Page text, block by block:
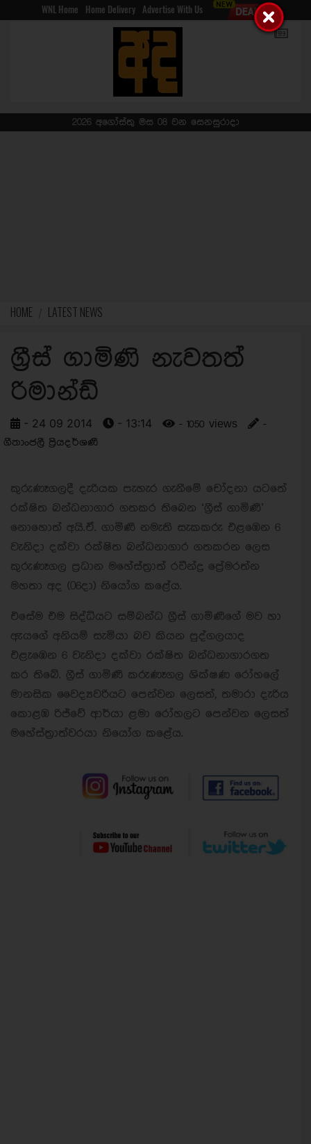
WNL Home Home Delivery Advertise With Us
2026 අගෝස්තු මස 08 වන සෙනසුරාදා
HOME LATEST NEWS
ග්‍රීස් ගාමිණි නැවතත්
රිමාන්ඩ්
- 24 09 2014 - 13:14 - 1050 views
-
ගීතාංජලී ප්‍රියදර්ශණී
කුරුණෑගලදී දැරියක පැහැර ගැනීමේ චෝදනා යටතේ
රක්ෂිත බන්ධනාගාර ගතකර තිබෙන ‘ග්‍රීස් ගාමිණී’
නොහොත් අයි.ඒ. ගාමිණී නමැති සැකකරු එළඹෙන 6
වැනිදා දක්වා රක්ෂිත බන්ධනාගාර ගතකරන ලෙස
කුරුණෑගල ප්‍රධාන මහේස්ත්‍රාත් රවීන්ද්‍ර ප්‍රේමරත්න
මහතා අද (06දා) නියෝග කළේය.
එසේම එම සිද්ධියට සම්බන්ධ ග්‍රීස් ගාමිණීගේ මව හා
ඇයගේ අනියම් සැමියා බව කියන පුද්ගලයාද
එළැඹෙන 6 වැනිදා දක්වා රක්ෂිත බන්ධනාගාරගත
කර තිබේ. ග්‍රීස් ගාමිණී කරුණෑගල ශික්ෂණ රෝහලේ
මානසික වෛද්‍යවරියට පෙන්වන ලෙසත්, තමාරා දැරිය
කොළඹ රිජ්වේ ආර්යා ළමා රෝහලට පෙන්වන ලෙසත්
මහේස්ත්‍රාත්වරයා නියෝග කළේය.